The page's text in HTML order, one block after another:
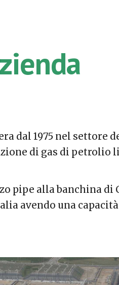
dal 1975 nel settore
di gas di
pipe alla banchina di
avendo una